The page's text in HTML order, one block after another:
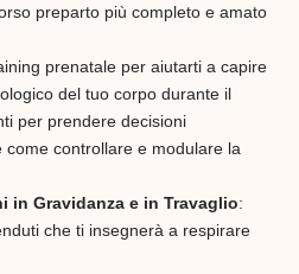
preparto più completo e amato
prenatale per aiutarti a capire
del tuo corpo durante il
per prendere decisioni
controllare e modulare la
in Gravidanza e in Travaglio:
che ti insegnerà a respirare